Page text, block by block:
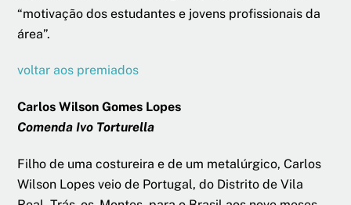
“motivação dos estudantes e jovens profissionais da
área”.
voltar aos premiados
Carlos Wilson Gomes Lopes
Comenda Ivo Torturella
Filho de uma costureira e de um metalúrgico, Carlos
Wilson Lopes veio de Portugal, do Distrito de Vila